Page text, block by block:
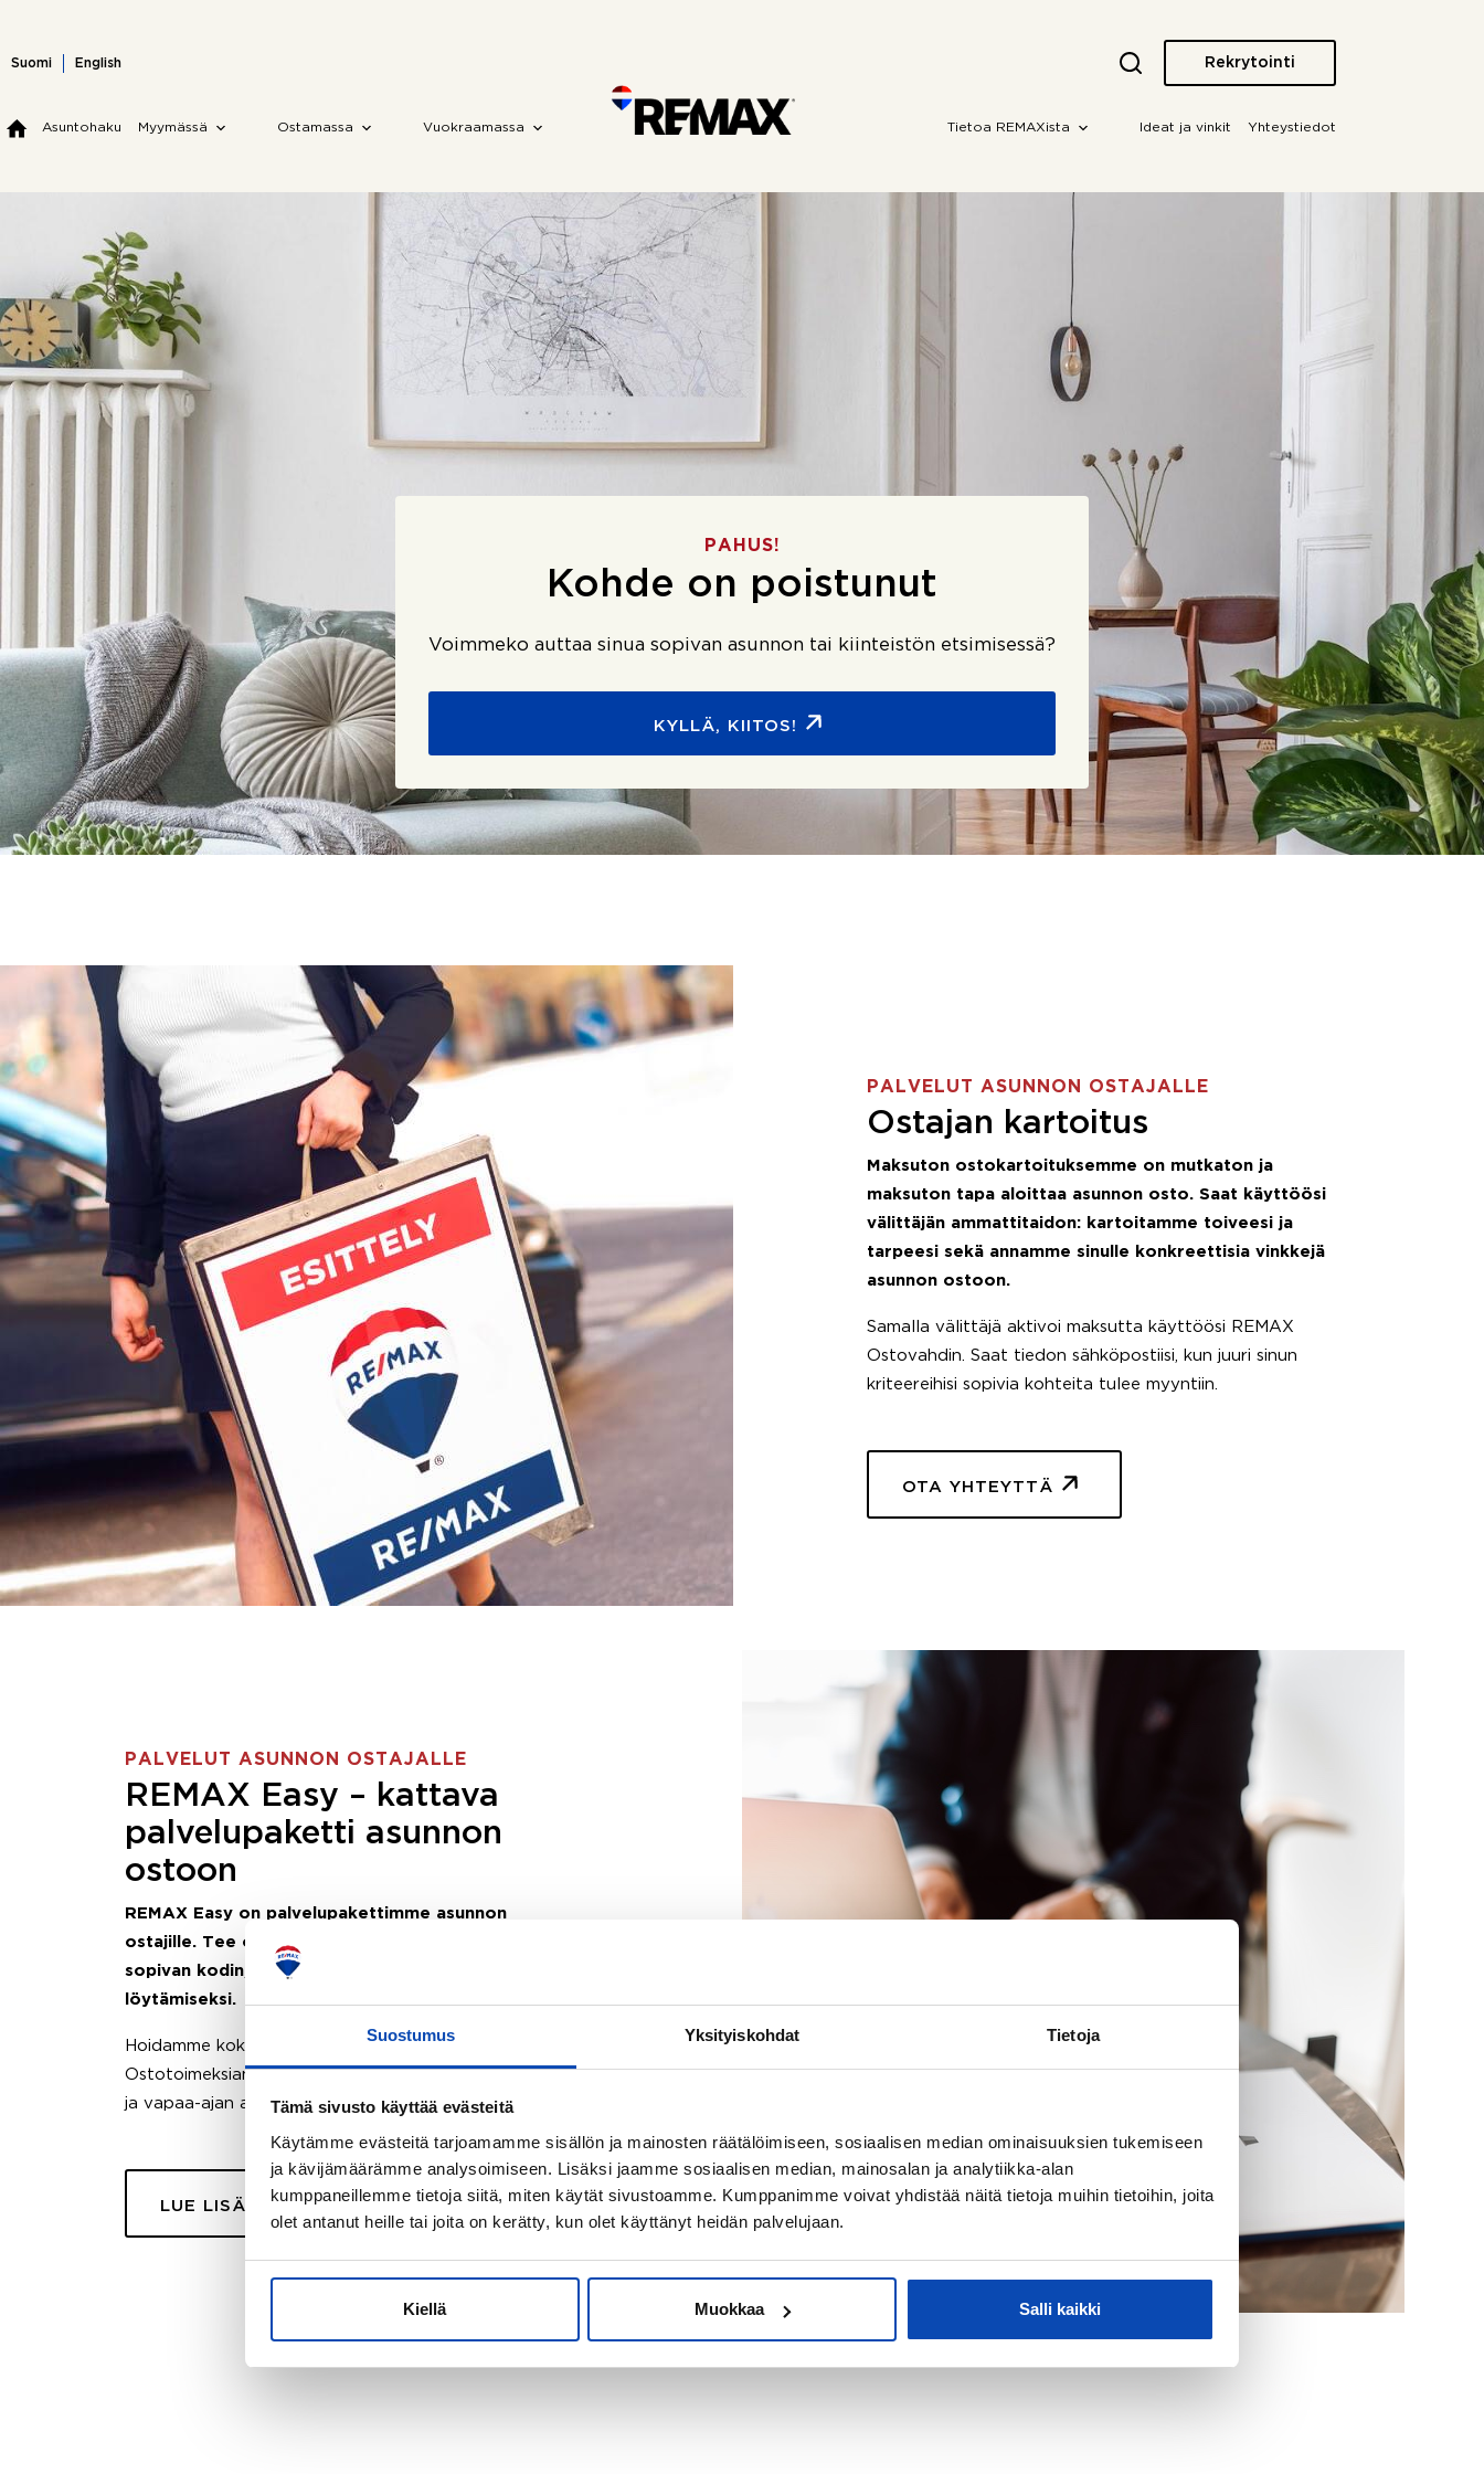
Suostumus Yksityiskohdat Tietoja
Tämä sivusto käyttää evästeitä
Käytämme evästeitä tarjoamamme sisällön ja mainosten räätälöimiseen, sosiaalisen median ominaisuuksien tukemiseen
ja kävijämäärämme analysoimiseen. Lisäksi jaamme sosiaalisen median, mainosalan ja analytiikka-alan
kumppaneillemme tietoja siitä, miten käytät sivustoamme. Kumppanimme voivat yhdistää näitä tietoja muihin tietoihin, joita
olet antanut heille tai joita on kerätty, kun olet käyttänyt heidän palvelujaan.
Kiellä Muokkaa Salli kaikki
content
Suomi English Rekrytointi
Asuntohaku Myymässä Ostamassa Vuokraamassa Tietoa REMAXista Ideat ja vinkit Yhteystiedot
PAHUS!
Kohde on poistunut
Voimmeko auttaa sinua sopivan asunnon tai kiinteistön etsimisessä?
KYLLÄ, KIITOS!
PALVELUT ASUNNON OSTAJALLE
Ostajan kartoitus
Maksuton ostokartoituksemme on mutkaton ja
maksuton tapa aloittaa asunnon osto. Saat käyttöösi
välittäjän ammattitaidon: kartoitamme toiveesi ja
tarpeesi sekä annamme sinulle konkreettisia vinkkejä
asunnon ostoon.
Samalla välittäjä aktivoi maksutta käyttöösi REMAX
Ostovahdin. Saat tiedon sähköpostiisi, kun juuri sinun
kriteereihisi sopivia kohteita tulee myyntiin.
OTA YHTEYTTÄ
PALVELUT ASUNNON OSTAJALLE
REMAX Easy – kattava
palvelupaketti asunnon
ostoon
REMAX Easy on palvelupakettimme asunnon
ostajille. Tee ostotoimeksianto ja etsimme juuri sinulle
sopivan kodin, eikä sinun tarvitse nähdä vaivaa sen
löytämiseksi.
Hoidamme koko ostoprosessin puolestasi.
Ostotoimeksiantopalvelumme sopii myös esimerkiksi sijoitus-
ja vapaa-ajan asuntojen ostoon.
LUE LISÄÄ